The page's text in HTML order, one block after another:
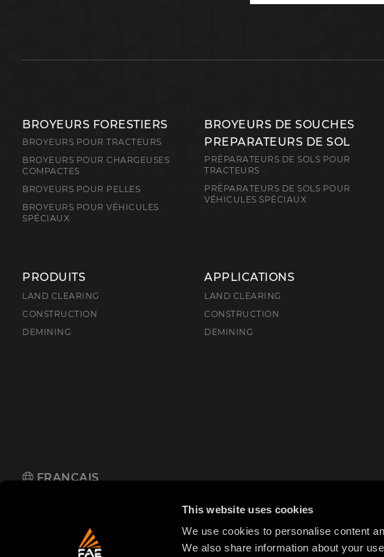
This website uses cookies
We use cookies to personalise content
We also share information about your
BROYEURS FORESTIERS
BROYEURS POUR TRACTEURS
BROYEURS POUR CHARGEUSES
COMPACTES
BROYEURS POUR PELLES
BROYEURS POUR VÉHICULES
SPÉCIAUX
BROYEURS DE SOUCHES
PREPARATEURS DE SOL
PRÉPARATEURS DE SOLS POUR
TRACTEURS
PRÉPARATEURS DE SOLS POUR
VÉHICULES SPÉCIAUX
PRODUITS
LAND CLEARING
CONSTRUCTION
DEMINING
APPLICATIONS
LAND CLEARING
CONSTRUCTION
DEMINING
FRANÇAIS
Zona Produttiva 18, 38013 Fondo, Borgo d'Anaunia (TN), Italia